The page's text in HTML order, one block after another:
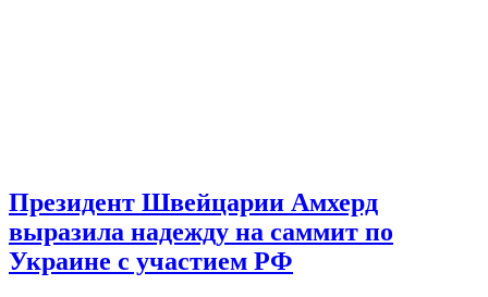
Президент Швейцарии Амхерд
выразила надежду на саммит по
Украине с участием РФ